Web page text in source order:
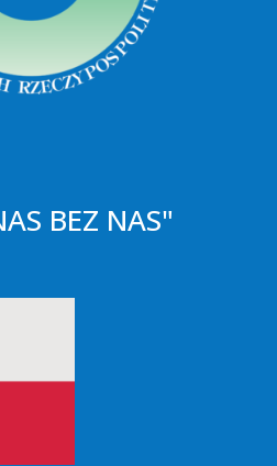
BEZ NAS"